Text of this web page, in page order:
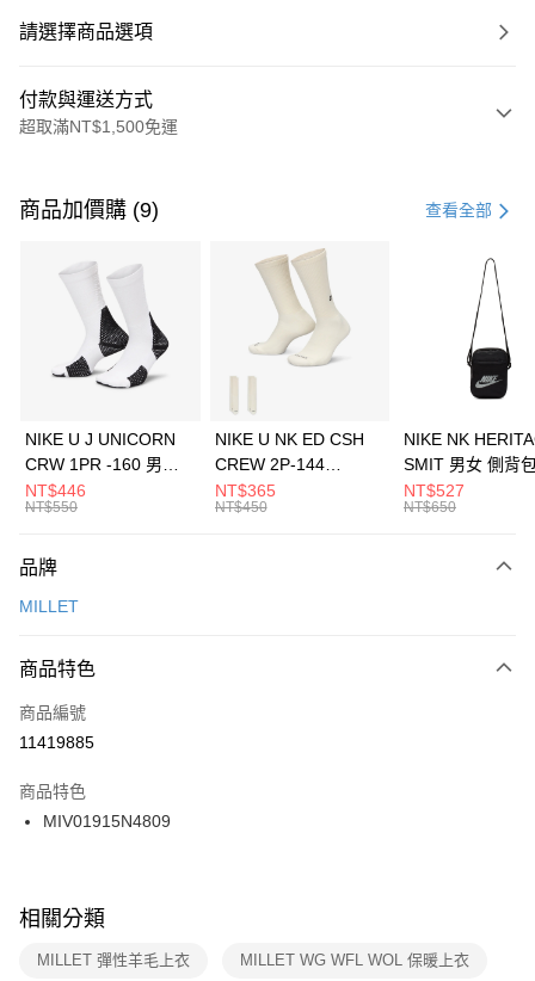
請選擇商品選項
付款與運送方式
超取滿NT$1,500免運
信用卡一次付款
3 期 0 利率 每期 21家銀行
合作金庫商業銀行
第一商業銀行
華南商業銀行
彰化商業銀行
上海商業儲蓄銀行
元大商業銀行
台灣樂天信用卡公司
Apple Pay
全盈+PAY
AFTEE先享後付
【關於「AFTEE先享後付」】
便利好安心！
３．安心：先確認商品／服務後，再付款。
【「AFTEE先享後付」結帳流程】
１．於結帳方式選擇「AFTEE先享後付」後，將跳轉至「AFTEE先享後付」
２．訂單成立數日內，您將收到繳費通知簡訊。
３．收到繳費通知簡訊後14天內，點擊此簡訊中的連結，可透過四大超商／
ATM／網路銀行／等多元方式進行付款，方視為交易完成。
※ 交易是否成功請以「AFTEE先享後付 」之結帳頁面顯示為準，若有關於
是否繳費成功／繳費後需取消欲退款等相關疑問，請聯繫「AFTEE先享後付
客戶支援中心」https://netprotections.freshdesk.com/support/home
運送方式
每筆NT$100，滿NT$1,500(含以上)免運費
宅配
每筆NT$100，滿NT$1,500(含以上)免運費
付款後門市自取
每筆NT$100，滿NT$1,500(含以上)免運費
商品加價購 (9) 查看全部
NIKE U J UNICORN
CRW 1PR -160 男女
中統襪 FZ3393100
NT$446
NT$550
NIKE U NK ED CSH
CREW 2P-144
EMBRDY 男女 短統襪
FZ3073133
NT$365
NT$450
NIKE NK
SMIT 男女 側背
BA5871010
NT$527
NT$650
品牌
MILLET
商品特色
商品編號
11419885
商品特色
MIV01915N4809
相關分類
MILLET 彈性羊毛上衣 MILLET WG WFL WOL 保暖上衣